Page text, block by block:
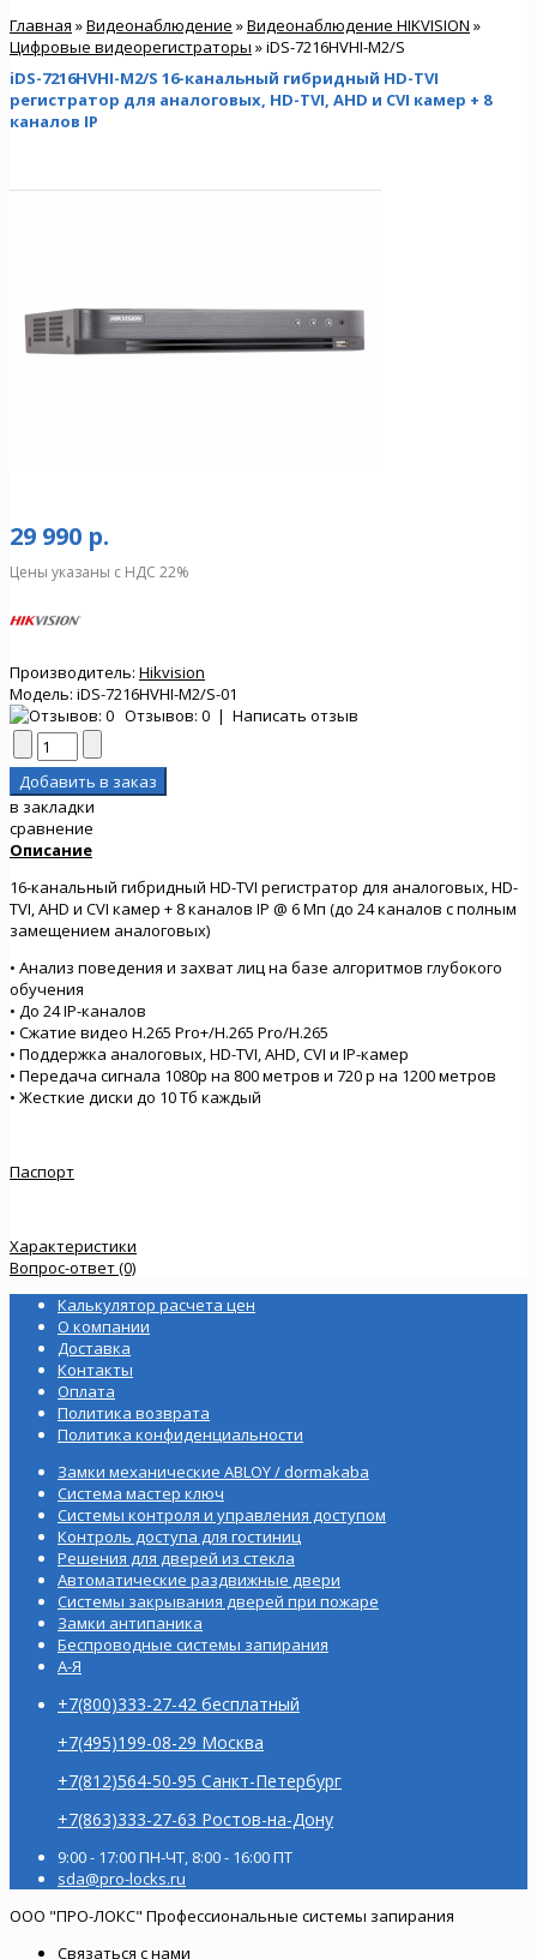
Главная »Видеонаблюдение »Видеонаблюдение HIKVISION »
Цифровые видеорегистраторы » iDS-7216HVHI-M2/S
iDS-7216HVHI-M2/S 16-канальный гибридный HD-TVI
регистратор для аналоговых, HD-TVI, AHD и CVI камер + 8
каналов IP
29 990 р.
Цены указаны с НДС 22%
Производитель: Hikvision
Модель: iDS-7216HVHI-M2/S-01
Отзывов: 0 | Написать отзыв
в закладки
сравнение
Описание
16-канальный гибридный HD-TVI регистратор для аналоговых, HD-
TVI, AHD и CVI камер + 8 каналов IP @ 6 Мп (до 24 каналов с полным
замещением аналоговых)
• Анализ поведения и захват лиц на базе алгоритмов глубокого
обучения
• До 24 IP-каналов
• Сжатие видео H.265 Pro+/H.265 Pro/H.265
• Поддержка аналоговых, HD-TVI, AHD, CVI и IP-камер
• Передача сигнала 1080р на 800 метров и 720 р на 1200 метров
• Жесткие диски до 10 Тб каждый
Паспорт
Характеристики
Вопрос-ответ (0)
Калькулятор расчета цен
О компании
Доставка
Контакты
Оплата
Политика возврата
Политика конфиденциальности
Замки механические ABLOY / dormakaba
Система мастер ключ
Системы контроля и управления доступом
Контроль доступа для гостиниц
Решения для дверей из стекла
Автоматические раздвижные двери
Системы закрывания дверей при пожаре
Замки антипаника
Беспроводные системы запирания
А-Я
+7(800)333-27-42 бесплатный
+7(495)199-08-29 Москва
+7(812)564-50-95 Санкт-Петербург
+7(863)333-27-63 Ростов-на-Дону
9:00 - 17:00 ПН-ЧТ, 8:00 - 16:00 ПТ
sda@pro-locks.ru
ООО "ПРО-ЛОКС" Профессиональные системы запирания
Связаться с нами